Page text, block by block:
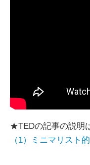
★TEDの記事の説明
（1）ミニマリスト